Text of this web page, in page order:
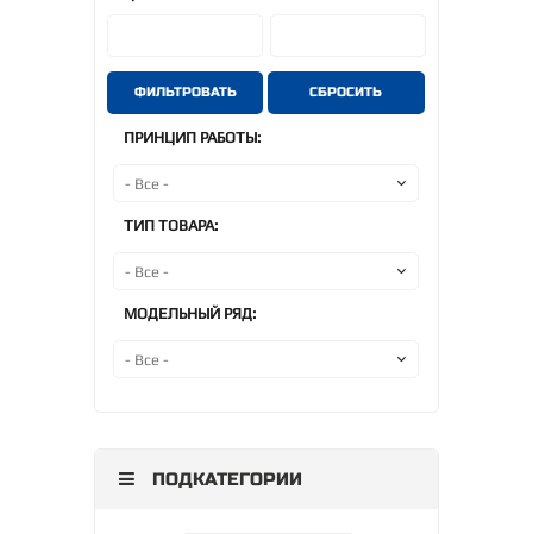
ФИЛЬТРОВАТЬ СБРОСИТЬ
ПРИНЦИП РАБОТЫ:
ТИП ТОВАРА:
МОДЕЛЬНЫЙ РЯД:
ПОДКАТЕГОРИИ